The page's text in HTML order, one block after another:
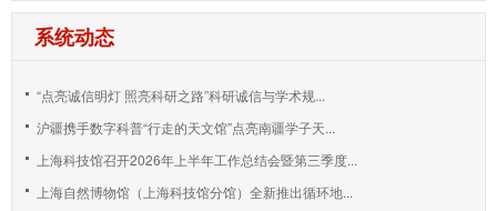
系统动态
“点亮诚信明灯 照亮科研之路”科研诚信与学术规...
沪疆携手数字科普“行走的天文馆”点亮南疆学子天...
上海科技馆召开2026年上半年工作总结会暨第三季度...
上海自然博物馆（上海科技馆分馆）全新推出循环地...